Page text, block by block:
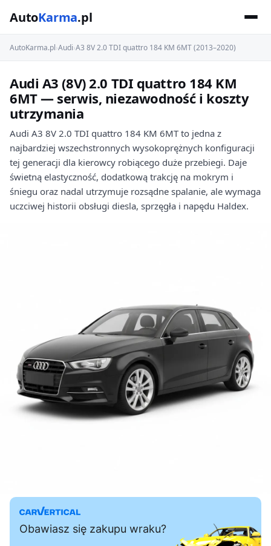
AutoKarma.pl
AutoKarma.pl›Audi›A3 8V 2.0 TDI quattro 184 KM 6MT (2013–2020)
Audi A3 (8V) 2.0 TDI quattro 184 KM
6MT — serwis, niezawodność i koszty
utrzymania
Audi A3 8V 2.0 TDI quattro 184 KM 6MT to jedna z
najbardziej wszechstronnych wysokoprężnych konfiguracji
tej generacji dla kierowcy robiącego duże przebiegi. Daje
świetną elastyczność, dodatkową trakcję na mokrym i
śniegu oraz nadal utrzymuje rozsądne spalanie, ale wymaga
uczciwej historii obsługi diesla, sprzęgła i napędu Haldex.